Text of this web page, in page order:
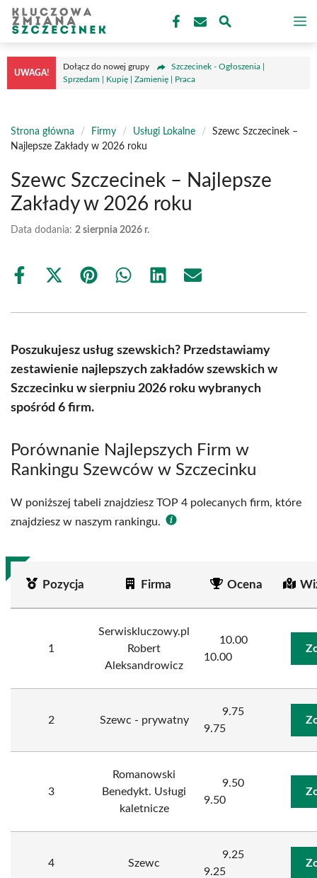
Przejdź
treści
UWAGA!
Dołącz do nowej grupy
Szczecinek - Ogłoszenia |
Sprzedam | Kupię | Zamienię | Praca
Strona główna / Firmy / Usługi Lokalne /
Szewc Szczecinek –
Najlepsze Zakłady w 2026 roku
Szewc Szczecinek – Najlepsze
Zakłady w 2026 roku
Data dodania: 2 sierpnia 2026 r.
Share
Share
(Twitter)
Share Share Share Share
Poszukujesz usług szewskich? Przedstawiamy
zestawienie najlepszych zakładów szewskich w
Szczecinku w sierpniu 2026 roku wybranych
spośród 6 firm.
Porównanie Najlepszych Firm w
Rankingu Szewców w Szczecinku
W poniższej tabeli znajdziesz TOP 4 polecanych firm, które
znajdziesz w naszym rankingu.
Pozycja Firma Ocena
1
Serwiskluczowy.pl
Robert
Aleksandrowicz
10.00
10.00
2 Szewc - prywatny
9.75
9.75
3
Romanowski
Benedykt. Usługi
kaletnicze
9.50
9.50
4 Szewc
9.25
9.25